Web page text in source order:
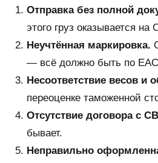
Отправка без полной
этого груз оказывается
Неучтённая маркировка.
— всё должно быть по
Несоответствие весов и
переоценке таможенной
Отсутствие договора с
бывает.
Неправильно